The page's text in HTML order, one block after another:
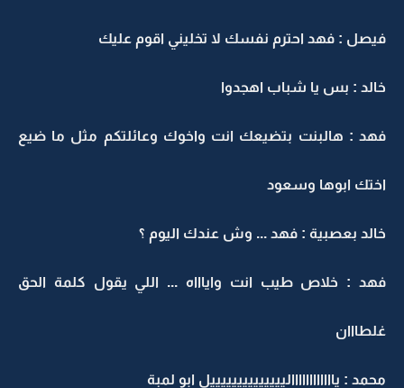
فيصل : فهد احترم نفسك لا تخليني اقوم عليك
خالد : بس يا شباب اهجدوا
فهد : هالبنت بتضيعك انت واخوك وعائلتكم مثل ما ضيع
اختك ابوها وسعود
خالد بعصبية : فهد ... وش عندك اليوم ؟
فهد : خلاص طيب انت واياااه ... اللي يقول كلمة الحق
غلطااان
محمد : ياااااااااااالييييييييييييييل ابو لمبة